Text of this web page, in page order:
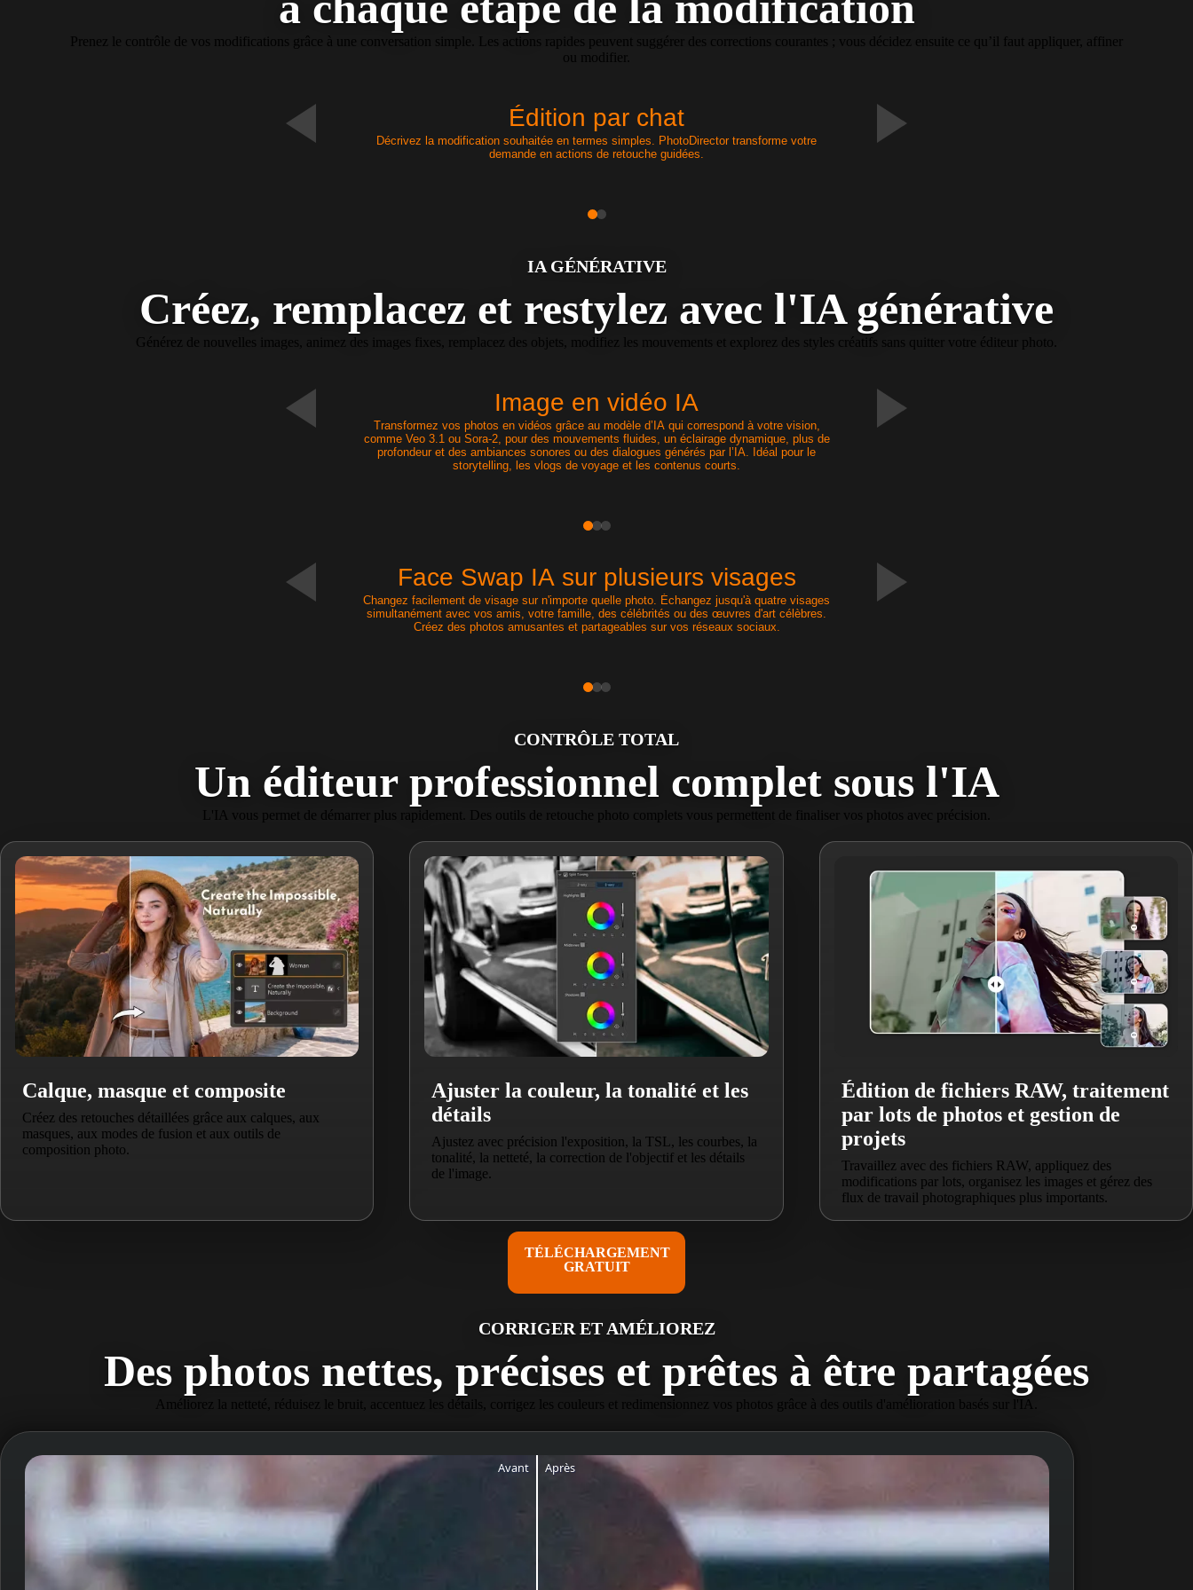
Prenez le contrôle de vos modifications grâce à une conversation simple. Les actions rapides peuvent suggérer des corrections courantes ; vous décidez ensuite ce qu’il faut appliquer, affiner
ou modifier.
Édition par chat
Décrivez la modification souhaitée en termes simples. PhotoDirector transforme votre
demande en actions de retouche guidées.
IA GÉNÉRATIVE
Créez, remplacez et restylez avec l'IA générative
Générez de nouvelles images, animez des images fixes, remplacez des objets, modifiez les mouvements et explorez des styles créatifs sans quitter votre éditeur photo.
Image en vidéo IA
Transformez vos photos en vidéos grâce au modèle d’IA qui correspond à votre vision,
comme Veo 3.1 ou Sora-2, pour des mouvements fluides, un éclairage dynamique, plus de
profondeur et des ambiances sonores ou des dialogues générés par l’IA. Idéal pour le
storytelling, les vlogs de voyage et les contenus courts.
Face Swap IA sur plusieurs visages
Changez facilement de visage sur n'importe quelle photo. Échangez jusqu'à quatre visages
simultanément avec vos amis, votre famille, des célébrités ou des œuvres d'art célèbres.
Créez des photos amusantes et partageables sur vos réseaux sociaux.
CONTRÔLE TOTAL
Un éditeur professionnel complet sous l'IA
L'IA vous permet de démarrer plus rapidement. Des outils de retouche photo complets vous permettent de finaliser vos photos avec précision.
Calque, masque et composite
Créez des retouches détaillées grâce aux calques, aux
masques, aux modes de fusion et aux outils de
composition photo.
Ajuster la couleur, la tonalité et les
détails
Ajustez avec précision l'exposition, la TSL, les courbes, la
tonalité, la netteté, la correction de l'objectif et les détails
de l'image.
Édition de fichiers RAW, traitement
par lots de photos et gestion de
projets
Travaillez avec des fichiers RAW, appliquez des
modifications par lots, organisez les images et gérez des
flux de travail photographiques plus importants.
TÉLÉCHARGEMENT
GRATUIT
CORRIGER ET AMÉLIOREZ
Des photos nettes, précises et prêtes à être partagées
Améliorez la netteté, réduisez le bruit, accentuez les détails, corrigez les couleurs et redimensionnez vos photos grâce à des outils d'amélioration basés sur l'IA.